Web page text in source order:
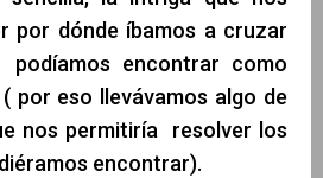
por dónde íbamos a cruzar
encontrar como
por eso llevávamos algo de
nos permitiría resolver los
encontrar).